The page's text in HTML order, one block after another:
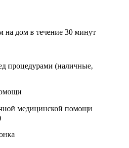
на дом в течение 30 минут
процедурами (наличные,
медицинской помощи